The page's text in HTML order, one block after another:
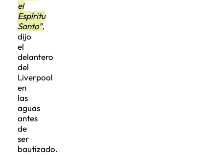
el
Espíritu
Santo”,
dijo
el
delantero
del
Liverpool
en
las
aguas
antes
de
ser
bautizado.